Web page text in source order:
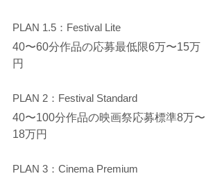
PLAN 1.5：Festival Lite
40〜60分作品の応募最低限6万〜15万
円
PLAN 2：Festival Standard
40〜100分作品の映画祭応募標準8万〜
18万円
PLAN 3：Cinema Premium